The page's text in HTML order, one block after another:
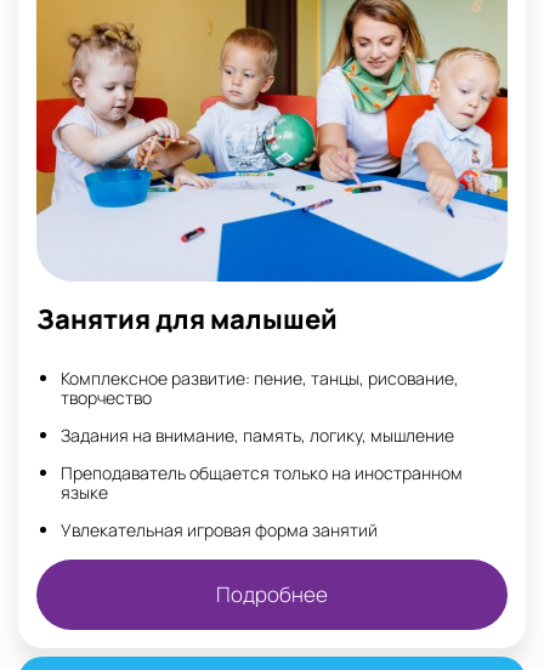
Занятия для малышей
Комплексное развитие: пение, танцы, рисование,
творчество
Задания на внимание, память, логику, мышление
Преподаватель общается только на иностранном
языке
Увлекательная игровая форма занятий
Подробнее